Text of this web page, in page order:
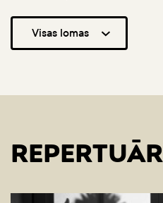
Visas lomas